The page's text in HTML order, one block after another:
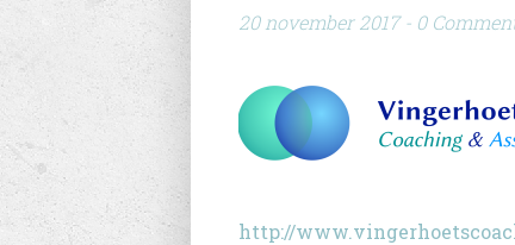
20 november 2017 - 0
http://